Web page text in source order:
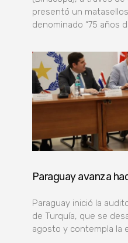
presentó un
denominado “75 años
Paraguay avanza
Paraguay inició la
de Turquía, que se
agosto y contempla la